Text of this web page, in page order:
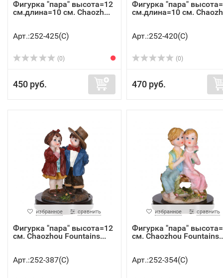
Фигурка "пара" высота=12
см.длина=10 см. Chaozh...
Арт.:252-425(C)
(0)
450 руб.
Фигурка "пара"
см.длина=10 см.
Арт.:252-420(C)
(0)
470 руб.
избранное сравнить
Фигурка "пара" высота=12
см. Chaozhou Fountains...
Арт.:252-387(C)
избранное сравнить
Фигурка "пара"
см. Chaozhou
Арт.:252-354(C)